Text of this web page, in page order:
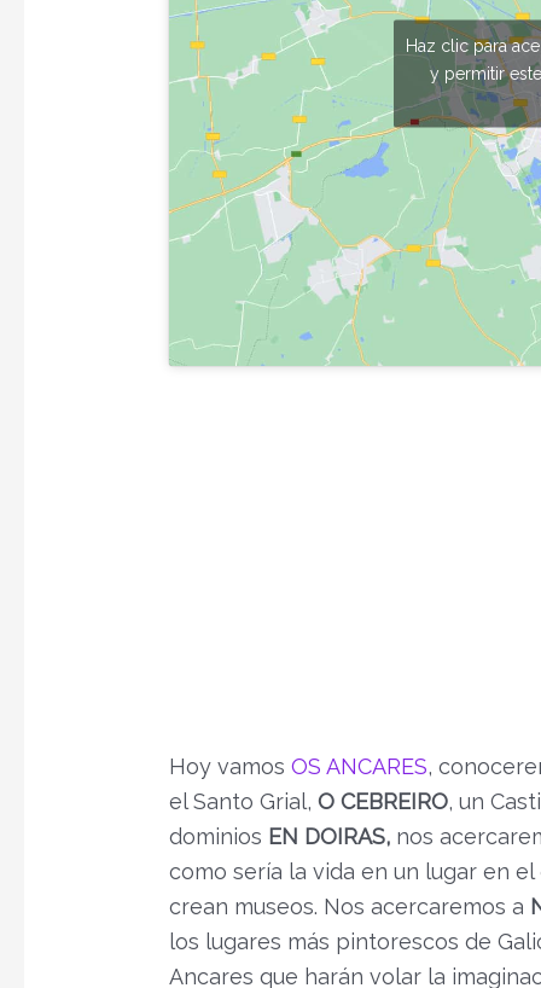
Haz clic para
y permitir
Hoy vamosOS ANCARES,
el Santo Grial,O CEBREIRO, un
dominios EN DOIRAS, nos
como sería la vida en un lugar en
crean museos. Nos acercaremos a
los lugares más pintorescos de
Ancares que harán volar la